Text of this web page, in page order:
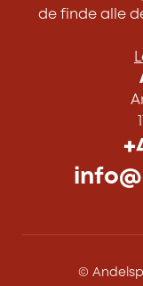
de finde alle
©